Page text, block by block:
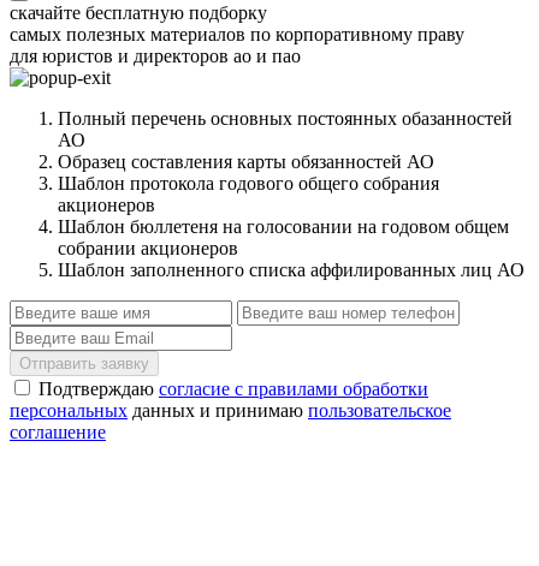
скачайте бесплатную подборку
самых полезных материалов по корпоративному праву
для юристов и директоров ао и пао
Полный перечень основных постоянных обазанностей
АО
Образец составления карты обязанностей АО
Шаблон протокола годового общего собрания
акционеров
Шаблон бюллетеня на голосовании на годовом общем
собрании акционеров
Шаблон заполненного списка аффилированных лиц АО
Отправить заявку
Подтверждаю согласие с правилами обработки
персональных данных и принимаю пользовательское
соглашение